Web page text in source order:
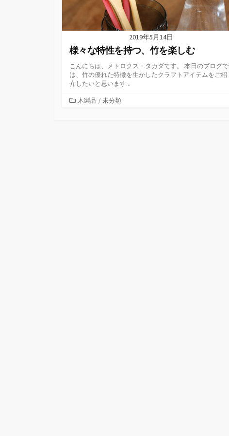
2019年5月14日
様々な特性を持つ、竹を楽しむ
こんにちは、メトロクス・タカダです。 本日のブログで
は、竹の優れた特徴を生かしたクラフトアイテムをご紹
介したいと思います...
カ木製品 / 未分類